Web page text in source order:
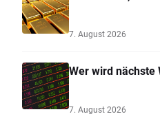
7. August 2026
Wer wird nächste
7. August 2026